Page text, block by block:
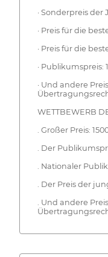
· Sonderpreis der
· Preis für die
· Preis für die
· Publikumspreis:
· Und andere
WETTBEWERB
. Großer Preis:
. Der
. Nationaler
. Der Preis der
. Und andere